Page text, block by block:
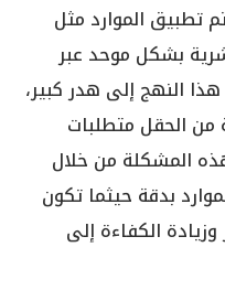
تطبيق الموارد مثل
بشكل موحد عبر
النهج إلى هدر كبير،
من الحقل متطلبات
المشكلة من خلال
بدقة حيثما تكون
الكفاءة إلى